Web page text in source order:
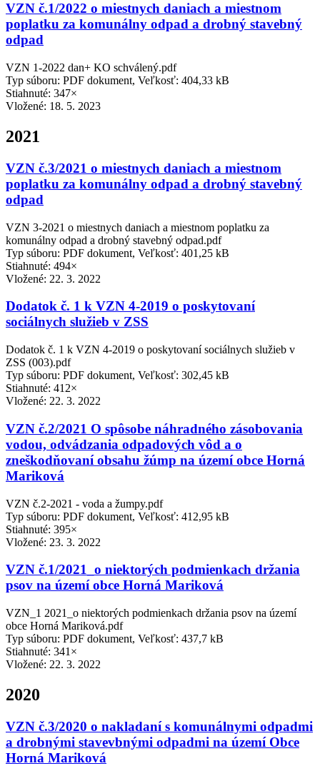
VZN č.1/2022 o miestnych daniach a miestnom
poplatku za komunálny odpad a drobný stavebný
odpad
VZN 1-2022 dan+ KO schválený.pdf
Typ súboru: PDF dokument, Veľkosť: 404,33 kB
Stiahnuté: 347×
Vložené: 18. 5. 2023
2021
VZN č.3/2021 o miestnych daniach a miestnom
poplatku za komunálny odpad a drobný stavebný
odpad
VZN 3-2021 o miestnych daniach a miestnom poplatku za
komunálny odpad a drobný stavebný odpad.pdf
Typ súboru: PDF dokument, Veľkosť: 401,25 kB
Stiahnuté: 494×
Vložené: 22. 3. 2022
Dodatok č. 1 k VZN 4-2019 o poskytovaní
sociálnych služieb v ZSS
Dodatok č. 1 k VZN 4-2019 o poskytovaní sociálnych služieb v
ZSS (003).pdf
Typ súboru: PDF dokument, Veľkosť: 302,45 kB
Stiahnuté: 412×
Vložené: 22. 3. 2022
VZN č.2/2021 O spôsobe náhradného zásobovania
vodou, odvádzania odpadových vôd a o
zneškodňovaní obsahu žúmp na území obce Horná
Mariková
VZN č.2-2021 - voda a žumpy.pdf
Typ súboru: PDF dokument, Veľkosť: 412,95 kB
Stiahnuté: 395×
Vložené: 23. 3. 2022
VZN č.1/2021_o niektorých podmienkach držania
psov na území obce Horná Mariková
VZN_1 2021_o niektorých podmienkach držania psov na území
obce Horná Mariková.pdf
Typ súboru: PDF dokument, Veľkosť: 437,7 kB
Stiahnuté: 341×
Vložené: 22. 3. 2022
2020
VZN č.3/2020 o nakladaní s komunálnymi odpadmi
a drobnými stavevbnými odpadmi na území Obce
Horná Mariková